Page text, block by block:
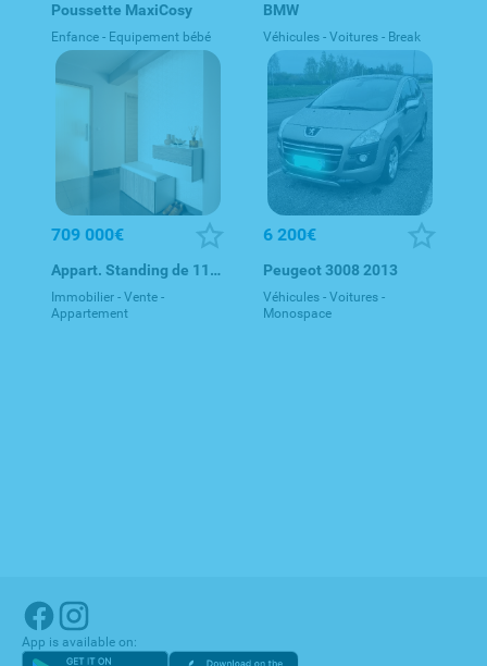
Poussette MaxiCosy
Enfance - Equipement bébé
BMW
Véhicules - Voitures - Break
709 000€
Appart. Standing de 112 m² / 3 chambres
Immobilier - Vente -
Appartement
6 200€
Peugeot 3008 2013
Véhicules - Voitures -
Monospace
App is available on: